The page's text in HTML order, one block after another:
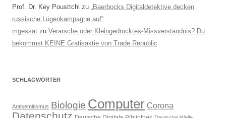
Prof. Dr. Key Pousttchi zu „Baerbocks Digitaldetektive decken
russische Lügenkampagne auf“
mgessat zu Verarsche oder Kleingedrucktes-Missverständnis? Du
bekommst KEINE Gratisaktie von Trade Republic
SCHLAGWÖRTER
Antisemitismus Biologie Computer Corona